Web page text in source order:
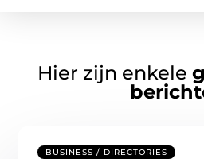
Hier zijn enkele
BUSINESS / DIRECTORIES